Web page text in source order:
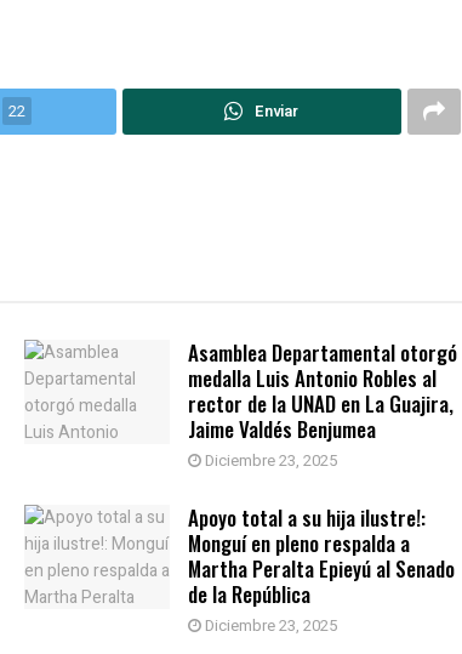
22 Enviar
Asamblea Departamental otorgó
medalla Luis Antonio Robles al
rector de la UNAD en La Guajira,
Jaime Valdés Benjumea
Diciembre 23, 2025
Apoyo total a su hija ilustre!:
Monguí en pleno respalda a
Martha Peralta Epieyú al Senado
de la República
Diciembre 23, 2025